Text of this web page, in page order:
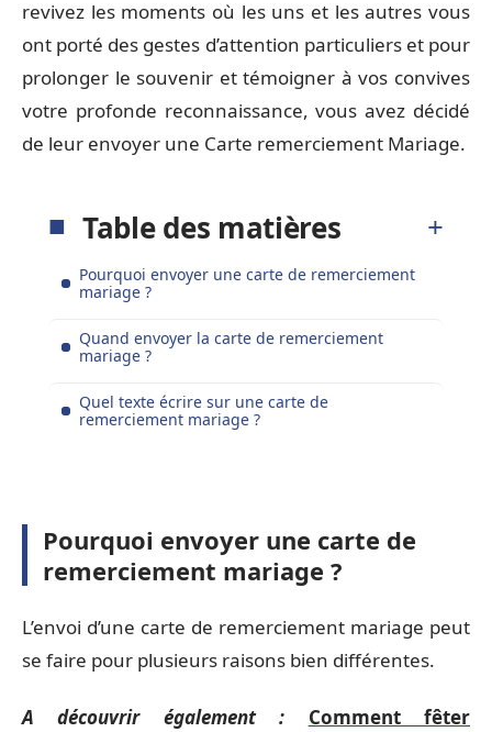
revivez les moments où les uns et les autres vous
ont porté des gestes d’attention particuliers et pour
prolonger le souvenir et témoigner à vos convives
votre profonde reconnaissance, vous avez décidé
de leur envoyer une Carte remerciement Mariage.
Table des matières
Pourquoi envoyer une carte de remerciement
mariage ?
Quand envoyer la carte de remerciement
mariage ?
Quel texte écrire sur une carte de
remerciement mariage ?
Pourquoi envoyer une carte de
remerciement mariage ?
L’envoi d’une carte de remerciement mariage peut
se faire pour plusieurs raisons bien différentes.
A découvrir également :
Comment fêter